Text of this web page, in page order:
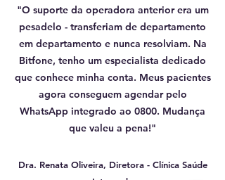
"O suporte da operadora anterior era um
pesadelo - transferiam de departamento
em departamento e nunca resolviam. Na
Bitfone, tenho um especialista dedicado
que conhece minha conta. Meus pacientes
agora conseguem agendar pelo
WhatsApp integrado ao 0800. Mudança
que valeu a pena!"
Dra. Renata Oliveira, Diretora - Clínica Saúde